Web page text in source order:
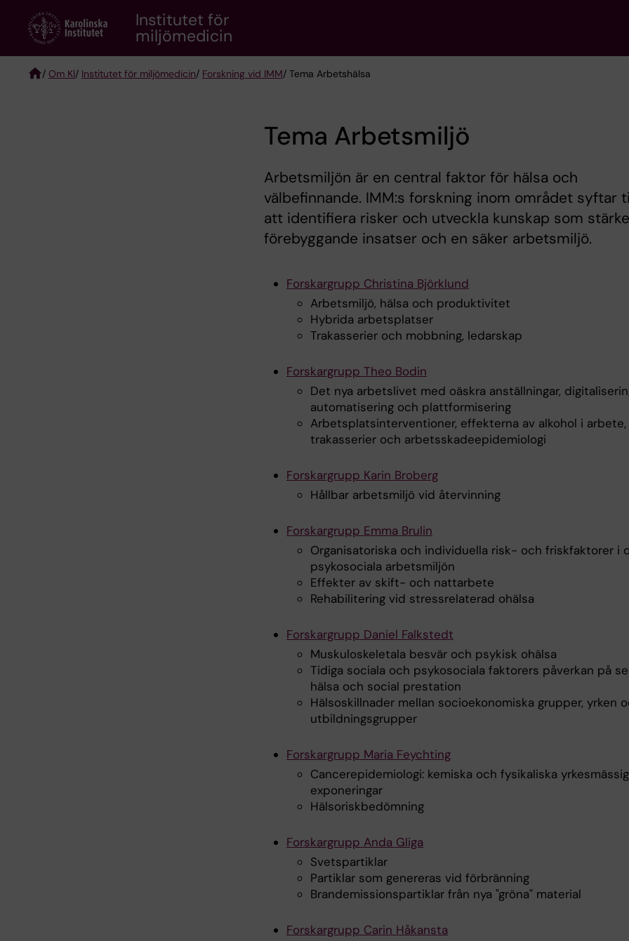
content
Institutet för
miljömedicin
/ Om KI/ Institutet för miljömedicin/ Forskning vid IMM/ Tema Arbetshälsa
Tema Arbetsmiljö
Arbetsmiljön är en central faktor för hälsa och
välbefinnande. IMM:s forskning inom området syftar
att identifiera risker och utveckla kunskap som
förebyggande insatser och en säker arbetsmiljö.
Forskargrupp Christina Björklund
Arbetsmiljö, hälsa och produktivitet
Hybrida arbetsplatser
Trakasserier och mobbning, ledarskap
Forskargrupp Theo Bodin
Det nya arbetslivet med oäskra anställningar,
automatisering och plattformisering
Arbetsplatsinterventioner, effekterna av alkohol i arbete,
trakasserier och arbetsskadeepidemiologi
Forskargrupp Karin Broberg
Hållbar arbetsmiljö vid återvinning
Forskargrupp Emma Brulin
Organisatoriska och individuella risk- och friskfaktorer i
psykosociala arbetsmiljön
Effekter av skift- och nattarbete
Rehabilitering vid stressrelaterad ohälsa
Forskargrupp Daniel Falkstedt
Muskuloskeletala besvär och psykisk ohälsa
Tidiga sociala och psykosociala faktorers påverkan på
hälsa och social prestation
Hälsoskillnader mellan socioekonomiska grupper, yrken
utbildningsgrupper
Forskargrupp Maria Feychting
Cancerepidemiologi: kemiska och fysikaliska
exponeringar
Hälsoriskbedömning
Forskargrupp Anda Gliga
Svetspartiklar
Partiklar som genereras vid förbränning
Brandemissionspartiklar från nya "gröna" material
Forskargrupp Carin Håkansta